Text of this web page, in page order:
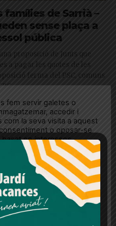
famílies de Sarrià –
sense plaça a
pública
proposició de Junts que
a pagar les quotes de les
ferma del PSC, comuns
fem servir galetes o
accedir i
la seva visita a aquest
o oposar-se
en interessos
fent clic a "Ajustos de
de privacitat en aquest
dones el teu
Rebutjar tot